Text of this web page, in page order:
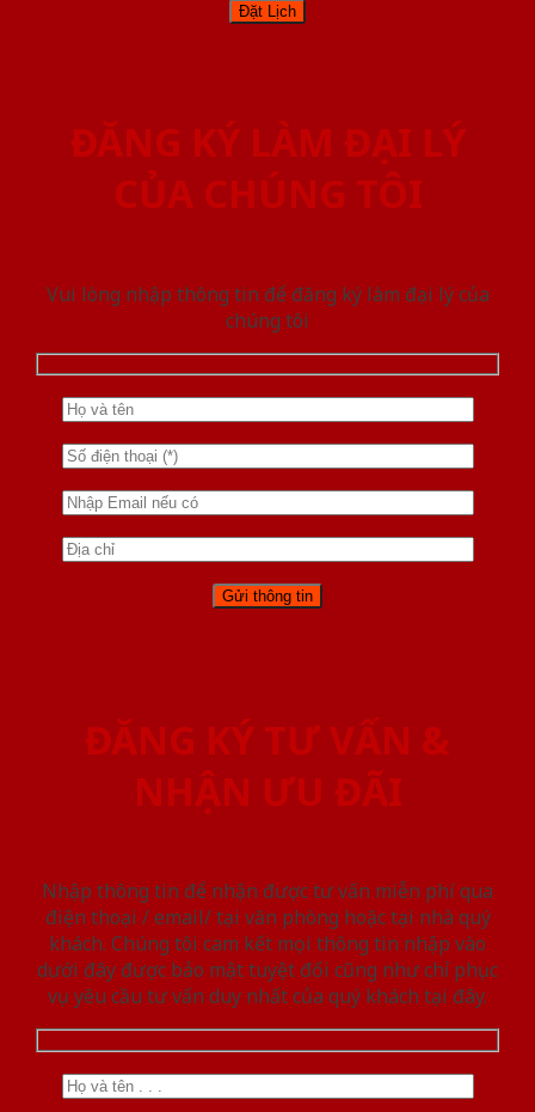
ĐĂNG KÝ LÀM ĐẠI LÝ
CỦA CHÚNG TÔI
Vui lòng nhập thông tin để đăng ký làm đại lý của
chúng tôi
ĐĂNG KÝ TƯ VẤN &
NHẬN ƯU ĐÃI
Nhập thông tin để nhận được tư vấn miễn phí qua
điện thoại / email/ tại văn phòng hoặc tại nhà quý
khách. Chúng tôi cam kết mọi thông tin nhập vào
dưới đây được bảo mật tuyệt đối cũng như chỉ phục
vụ yêu cầu tư vấn duy nhất của quý khách tại đây.